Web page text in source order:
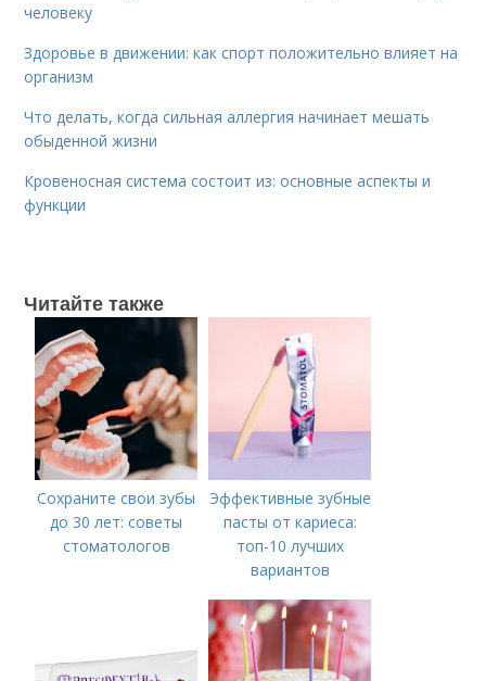
человеку
Здоровье в движении: как спорт положительно влияет на
организм
Что делать, когда сильная аллергия начинает мешать
обыденной жизни
Кровеносная система состоит из: основные аспекты и
функции
Читайте также
Сохраните свои зубы
до 30 лет: советы
стоматологов
Эффективные зубные
пасты от кариеса:
топ-10 лучших
вариантов